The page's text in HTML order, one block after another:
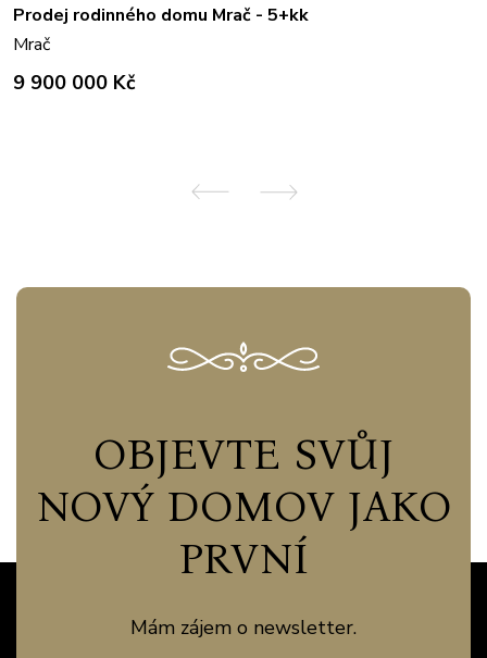
Prodej rodinného domu Mrač - 5+kk
Mrač
9 900 000 Kč
OBJEVTE SVŮJ
NOVÝ DOMOV JAKO
PRVNÍ
Mám zájem o newsletter.